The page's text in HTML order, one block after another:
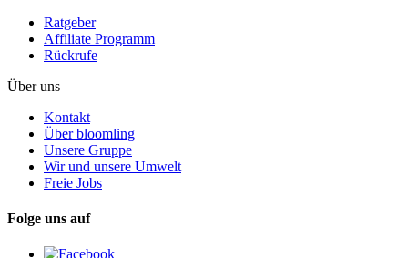
Ratgeber
Affiliate Programm
Rückrufe
Über uns
Kontakt
Über bloomling
Unsere Gruppe
Wir und unsere Umwelt
Freie Jobs
Folge uns auf